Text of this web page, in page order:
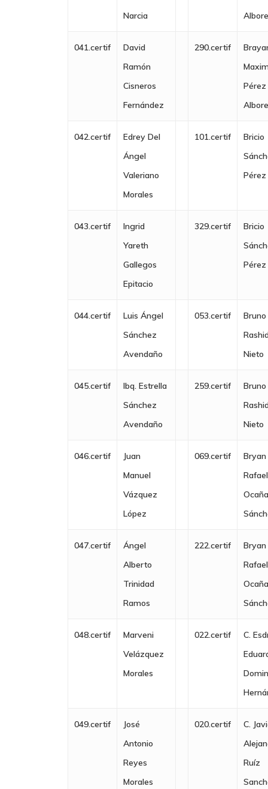
Narcia
041.certif
David
Ramón
Cisneros
Fernández
290.certif
Pérez
042.certif
Edrey Del
Ángel
Valeriano
Morales
101.certif
Bricio
Pérez
043.certif
Ingrid
Yareth
Gallegos
Epitacio
329.certif
Bricio
Pérez
044.certif
Luis Ángel
Sánchez
Avendaño
053.certif
Bruno
Nieto
045.certif
Ibq. Estrella
Sánchez
Avendaño
259.certif
Bruno
Nieto
046.certif
Juan
Manuel
Vázquez
López
069.certif
Bryan
Rafael
047.certif
Ángel
Alberto
Trinidad
Ramos
222.certif
Bryan
Rafael
048.certif
Marveni
Velázquez
Morales
022.certif
C.
049.certif
José
Antonio
Reyes
Morales
020.certif
C.
Ruíz
Industrias
Logística Y
Logística Y
Seguridad Y Medio
Skills –
Contáctenos sede
Colombia
infoperu@ceie.online
infouruguay@ceie.online